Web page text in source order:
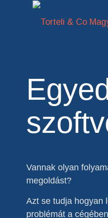
Vannak olyan
megoldást?
Azt se tudja hogyan
problémát a